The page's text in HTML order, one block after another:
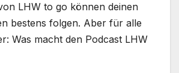
LHW to go können deinen
bestens folgen. Aber für alle
Was macht den Podcast LHW